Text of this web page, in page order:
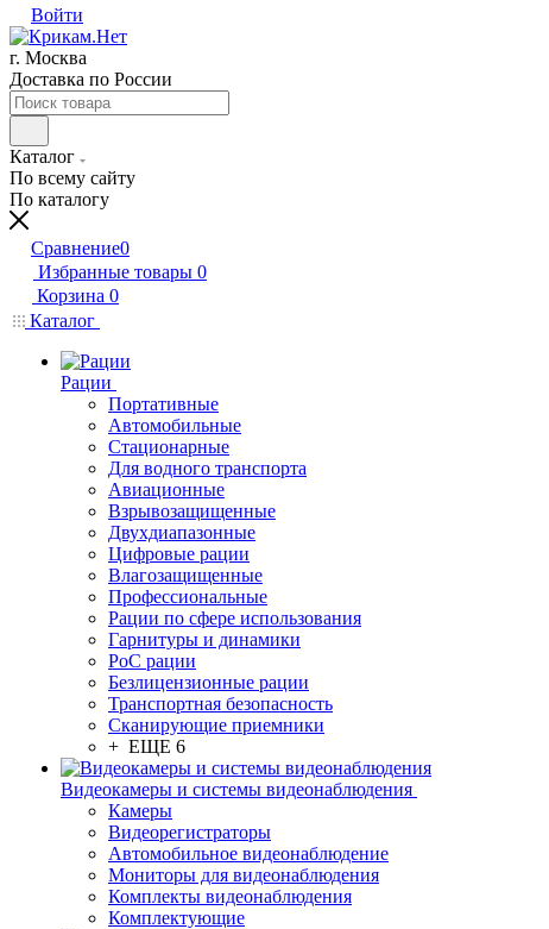
Войти
г. Москва
Доставка по России
Каталог
По всему сайту
По каталогу
Сравнение0
Избранные товары 0
Корзина 0
Каталог
Рации
Портативные
Автомобильные
Стационарные
Для водного транспорта
Авиационные
Взрывозащищенные
Двухдиапазонные
Цифровые рации
Влагозащищенные
Профессиональные
Рации по сфере использования
Гарнитуры и динамики
PoC рации
Безлицензионные рации
Транспортная безопасность
Сканирующие приемники
+ ЕЩЕ 6
Видеокамеры и системы видеонаблюдения
Камеры
Видеорегистраторы
Автомобильное видеонаблюдение
Мониторы для видеонаблюдения
Комплекты видеонаблюдения
Комплектующие